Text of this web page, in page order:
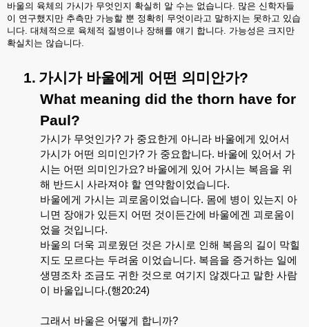
바울의 육체의 가시가 무엇인지 확실히 알 수는 없습니다. 많은 신학자들
이 연구했지만 추측만 가능할 뿐 정확히 무엇이라고 말하지는 못하고 있습
니다. 대체적으로 육체적 질병이나 장해를 얘기 합니다. 가능성은 크지만
확실치는 않습니다.
1. 가시가 바울에게 어떤 의미안가?
What meaning did the thorn have for
Paul?
가시가 무엇인가? 가 중요한게 아니라 바울에게
있어서
가시가 어떤 의미인가? 가 중요합니다. 바울에 있어서 가
시는 어떤 의미인가요? 바울에게 있어 가시는 복음을 위
해 반드시 사라져야 할 연약함이었습니다.
바울에게
가시는 괴로움이었습니다. 몸에 병이 있는지
아
니면 장애가 있든지 어떤 것이든간에 바울에겐
괴로움이
었을 것입니다.
바울의 더욱 괴로웠던 것은 가시로 인해 복음의 길이
막힐
지도 모르다는 두려움 이었습니다. 복음을 증거하는 일에
생명조차 조금도 귀한 것으로 여기지 않겠다고 말한 사람
이
바울입니다.(행20:24)
그래서 바울은 어떻게 합니까?